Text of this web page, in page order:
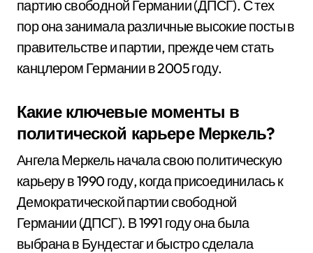
партию свободной Германии (ДПСГ). С тех
пор она занимала различные высокие посты в
правительстве и партии, прежде чем стать
канцлером Германии в 2005 году.
Какие ключевые моменты в
политической карьере Меркель?
Ангела Меркель начала свою политическую
карьеру в 1990 году, когда присоединилась к
Демократической партии свободной
Германии (ДПСГ). В 1991 году она была
выбрана в Бундестаг и быстро сделала